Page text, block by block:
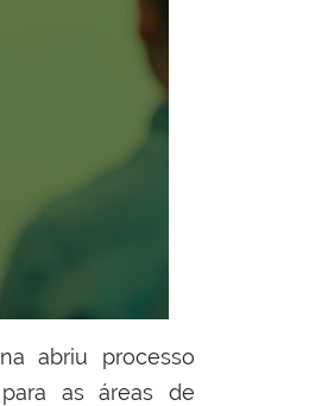
abriu processo
as áreas de